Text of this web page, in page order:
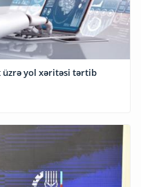
yol xəritəsi tərtib